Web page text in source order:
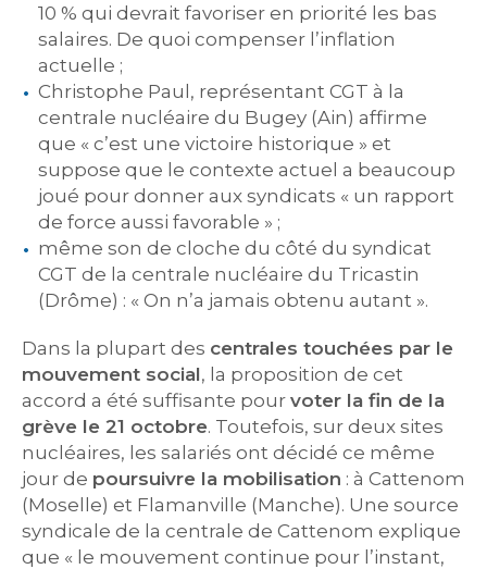
10 % qui devrait favoriser en priorité les bas
salaires. De quoi compenser l’inflation
actuelle ;
Christophe Paul, représentant CGT à la
centrale nucléaire du Bugey (Ain) affirme
que « c’est une victoire historique » et
suppose que le contexte actuel a beaucoup
joué pour donner aux syndicats « un rapport
de force aussi favorable » ;
même son de cloche du côté du syndicat
CGT de la centrale nucléaire du Tricastin
(Drôme) : « On n’a jamais obtenu autant ».
Dans la plupart des centrales touchées par le
mouvement social, la proposition de cet
accord a été suffisante pour voter la fin de la
grève le 21 octobre. Toutefois, sur deux sites
nucléaires, les salariés ont décidé ce même
jour de poursuivre la mobilisation : à Cattenom
(Moselle) et Flamanville (Manche). Une source
syndicale de la centrale de Cattenom explique
que « le mouvement continue pour l’instant,